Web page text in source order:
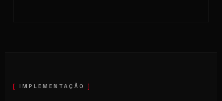
IMPLEMENTAÇÃO